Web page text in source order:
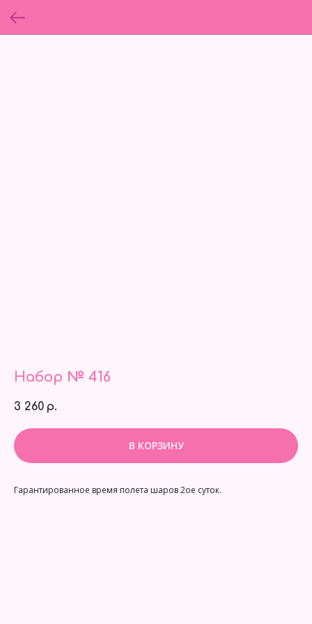
Набор № 416
3 260 р.
В КОРЗИНУ
Гарантированное время полета шаров 2ое суток.